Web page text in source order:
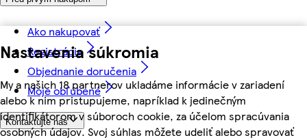
Nastavenia súkromia
My a našich 18 partnerov ukladáme informácie v zariadení
alebo k nim pristupujeme, napríklad k jedinečným
identifikátorom v súboroch cookie, za účelom spracúvania
osobných údajov. Svoj súhlas môžete udeliť alebo spravovať
Ako nakupovať
Registrácia
Objednanie doručenia
Moje obľúbené
Kontaktujte nás